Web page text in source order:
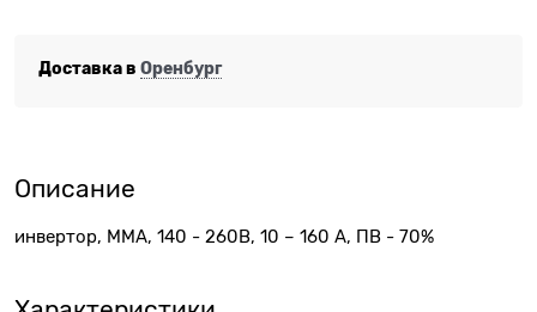
Доставка в Оренбург
Описание
инвертор, MMA, 140 - 260В, 10 – 160 А, ПВ - 70%